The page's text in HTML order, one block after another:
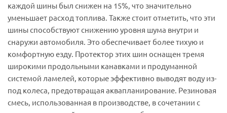
каждой шины был снижен на 15%, что значительно
уменьшает расход топлива. Также стоит отметить, что эти
шины способствуют снижению уровня шума внутри и
снаружи автомобиля. Это обеспечивает более тихую и
комфортную езду. Протектор этих шин оснащен тремя
широкими продольными канавками и продуманной
системой ламелей, которые эффективно выводят воду из-
под колеса, предотвращая аквапланирование. Резиновая
смесь, использованная в производстве, в сочетании с